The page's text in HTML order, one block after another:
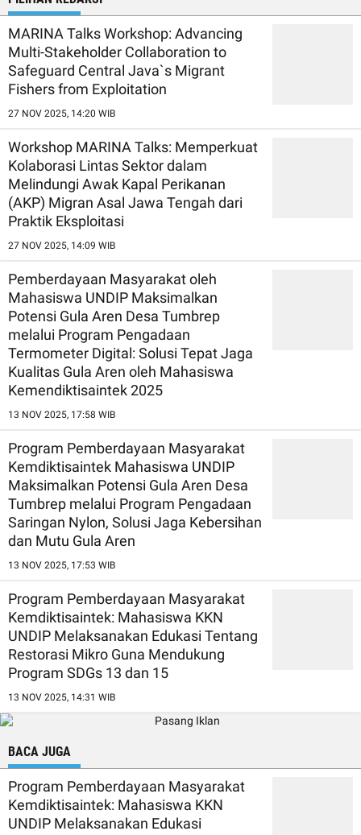
MARINA Talks Workshop: Advancing
Multi-Stakeholder Collaboration to
Safeguard Central Java`s Migrant
Fishers from Exploitation
27 NOV 2025, 14:20 WIB
Workshop MARINA Talks: Memperkuat
Kolaborasi Lintas Sektor dalam
Melindungi Awak Kapal Perikanan
(AKP) Migran Asal Jawa Tengah dari
Praktik Eksploitasi
27 NOV 2025, 14:09 WIB
Pemberdayaan Masyarakat oleh
Mahasiswa UNDIP Maksimalkan
Potensi Gula Aren Desa Tumbrep
melalui Program Pengadaan
Termometer Digital: Solusi Tepat Jaga
Kualitas Gula Aren oleh Mahasiswa
Kemendiktisaintek 2025
13 NOV 2025, 17:58 WIB
Program Pemberdayaan Masyarakat
Kemdiktisaintek Mahasiswa UNDIP
Maksimalkan Potensi Gula Aren Desa
Tumbrep melalui Program Pengadaan
Saringan Nylon, Solusi Jaga Kebersihan
dan Mutu Gula Aren
13 NOV 2025, 17:53 WIB
Program Pemberdayaan Masyarakat
Kemdiktisaintek: Mahasiswa KKN
UNDIP Melaksanakan Edukasi Tentang
Restorasi Mikro Guna Mendukung
Program SDGs 13 dan 15
13 NOV 2025, 14:31 WIB
BACA JUGA
Program Pemberdayaan Masyarakat
Kemdiktisaintek: Mahasiswa KKN
UNDIP Melaksanakan Edukasi